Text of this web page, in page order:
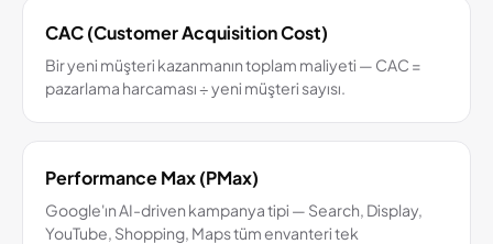
CAC (Customer Acquisition Cost)
Bir yeni müşteri kazanmanın toplam maliyeti — CAC =
pazarlama harcaması ÷ yeni müşteri sayısı.
Performance Max (PMax)
Google'ın AI-driven kampanya tipi — Search, Display,
YouTube, Shopping, Maps tüm envanteri tek